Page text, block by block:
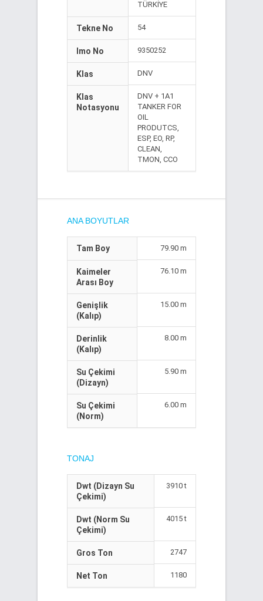
TÜRKİYE
Tekne No 54
Imo No 9350252
Klas DNV
Klas
Notasyonu
DNV + 1A1
TANKER FOR
OIL
PRODUTCS,
ESP, EO, RP,
CLEAN,
TMON, CCO
ANA BOYUTLAR
Tam Boy 79.90 m
Kaimeler
Arası Boy
76.10 m
Genişlik
(Kalıp)
15.00 m
Derinlik
(Kalıp)
8.00 m
Su Çekimi
(Dizayn)
5.90 m
Su Çekimi
(Norm)
6.00 m
TONAJ
Dwt (Dizayn Su
Çekimi)
3910 t
Dwt (Norm Su
Çekimi)
4015 t
Gros Ton 2747
Net Ton 1180